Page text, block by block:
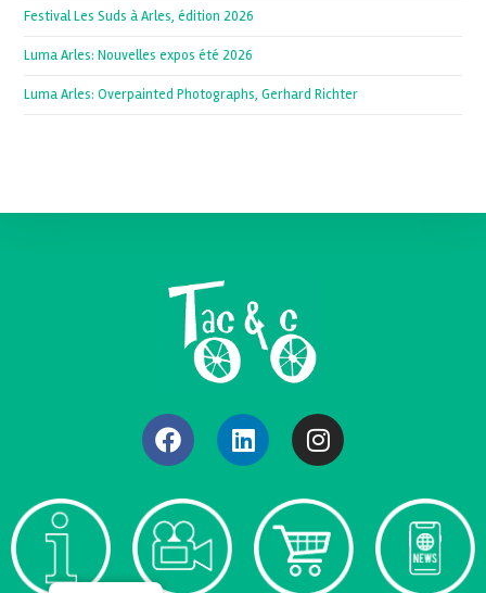
Festival Les Suds à Arles, édition 2026
Luma Arles: Nouvelles expos été 2026
Luma Arles: Overpainted Photographs, Gerhard Richter